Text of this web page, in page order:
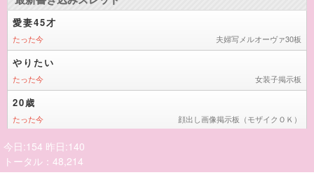
今日:154 昨日:140
トータル：48,214